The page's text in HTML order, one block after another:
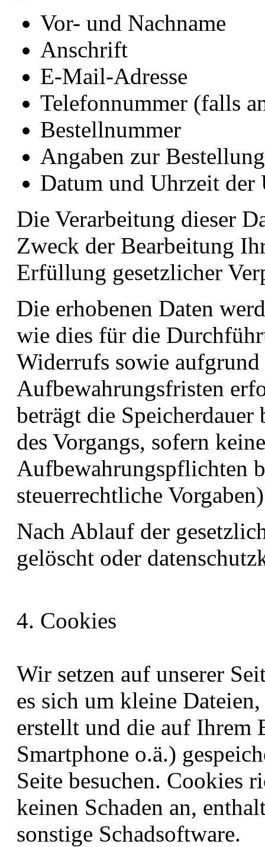
Vor- und Nachname
Anschrift
E-Mail-Adresse
Telefonnummer (falls
Bestellnummer
Angaben zur
Datum und Uhrzeit
Die Verarbeitung dieser
Zweck der Bearbeitung
Erfüllung gesetzlicher
Die erhobenen Daten
wie dies für die
Widerrufs sowie aufgrund
Aufbewahrungsfristen
beträgt die
des Vorgangs, sofern
Aufbewahrungspflichten
steuerrechtliche
Nach Ablauf der
gelöscht oder
4. Cookies
Wir setzen auf unserer
es sich um kleine
erstellt und die auf Ihrem
Smartphone o.ä.)
Seite besuchen. Cookies
keinen Schaden an,
sonstige Schadsoftware.